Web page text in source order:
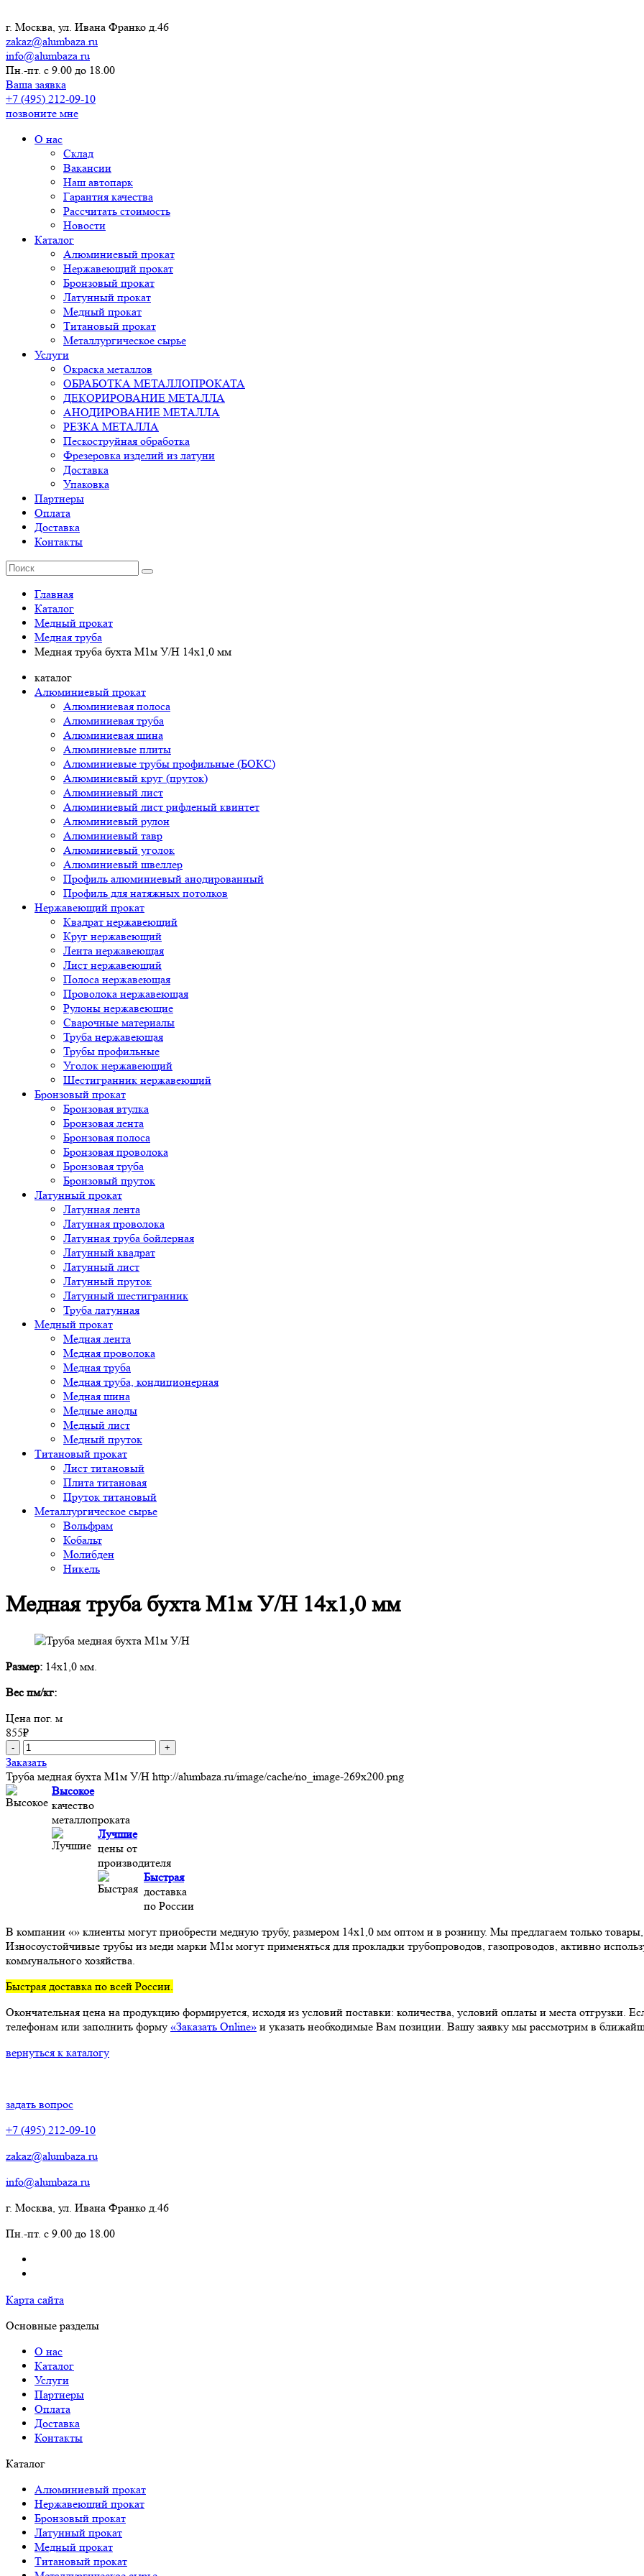
г. Москва, ул. Ивана Франко д.46
zakaz@alumbaza.ru
info@alumbaza.ru
Пн.-пт. с 9.00 до 18.00
Ваша заявка
+7 (495) 212-09-10
позвоните мне
О нас
Склад
Вакансии
Наш автопарк
Гарантия качества
Рассчитать стоимость
Новости
Каталог
Алюминиевый прокат
Нержавеющий прокат
Бронзовый прокат
Латунный прокат
Медный прокат
Титановый прокат
Металлургическое сырье
Услуги
Окраска металлов
ОБРАБОТКА МЕТАЛЛОПРОКАТА
ДЕКОРИРОВАНИЕ МЕТАЛЛА
АНОДИРОВАНИЕ МЕТАЛЛА
РЕЗКА МЕТАЛЛА
Пескоструйная обработка
Фрезеровка изделий из латуни
Доставка
Упаковка
Партнеры
Оплата
Доставка
Контакты
Главная
Каталог
Медный прокат
Медная труба
Медная труба бухта М1м У/Н 14х1,0 мм
каталог
Алюминиевый прокат
Алюминиевая полоса
Алюминиевая труба
Алюминиевая шина
Алюминиевые плиты
Алюминиевые трубы профильные (БОКС)
Алюминиевый круг (пруток)
Алюминиевый лист
Алюминиевый лист рифленый квинтет
Алюминиевый рулон
Алюминиевый тавр
Алюминиевый уголок
Алюминиевый швеллер
Профиль алюминиевый анодированный
Профиль для натяжных потолков
Нержавеющий прокат
Квадрат нержавеющий
Круг нержавеющий
Лента нержавеющая
Лист нержавеющий
Полоса нержавеющая
Проволока нержавеющая
Рулоны нержавеющие
Сварочные материалы
Труба нержавеющая
Трубы профильные
Уголок нержавеющий
Шестигранник нержавеющий
Бронзовый прокат
Бронзовая втулка
Бронзовая лента
Бронзовая полоса
Бронзовая проволока
Бронзовая труба
Бронзовый пруток
Латунный прокат
Латунная лента
Латунная проволока
Латунная труба бойлерная
Латунный квадрат
Латунный лист
Латунный пруток
Латунный шестигранник
Труба латунная
Медный прокат
Медная лента
Медная проволока
Медная труба
Медная труба, кондиционерная
Медная шина
Медные аноды
Медный лист
Медный пруток
Титановый прокат
Лист титановый
Плита титановая
Пруток титановый
Металлургическое сырье
Вольфрам
Кобальт
Молибден
Никель
Медная труба бухта М1м У/Н 14х1,0 мм
Размер: 14х1,0 мм.
Вес пм/кг:
Цена пог. м
855₽
- +
Заказать
Труба медная бухта М1м У/Н http://alumbaza.ru/image/cache/no_image-269x200.png
Высокое
качество
металлопроката
Лучшие
цены от
производителя
Быстрая
доставка
по России
В компании «» клиенты могут приобрести медную трубу, размером 14х1,0 мм оптом и в розницу. Мы предлагаем только
Износоустойчивые трубы из меди марки М1м могут применяться для прокладки трубопроводов, газопроводов, активно
коммунального хозяйства.
Быстрая доставка по всей России.
Окончательная цена на продукцию формируется, исходя из условий поставки: количества, условий оплаты и места
телефонам или заполнить форму «Заказать Online» и указать необходимые Вам позиции. Вашу заявку мы рассмотрим в
вернуться к каталогу
задать вопрос
+7 (495) 212-09-10
zakaz@alumbaza.ru
info@alumbaza.ru
г. Москва, ул. Ивана Франко д.46
Пн.-пт. с 9.00 до 18.00
Карта сайта
Основные разделы
О нас
Каталог
Услуги
Партнеры
Оплата
Доставка
Контакты
Каталог
Алюминиевый прокат
Нержавеющий прокат
Бронзовый прокат
Латунный прокат
Медный прокат
Титановый прокат